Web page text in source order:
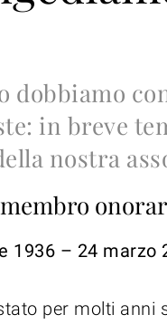
dobbiamo
in breve
nostra
membro
1936 – 24 marzo
per molti anni